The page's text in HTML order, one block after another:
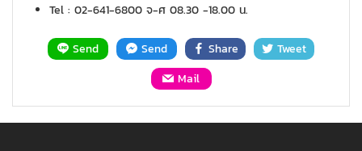
Tel : 02-641-6800 จ-ศ 08.30 -18.00 น.
Send Send Share
Tweet
Mail